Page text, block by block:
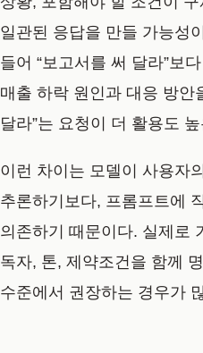
일관된 응답을 만들 가능성
들어 “보고서를 써 달라”보
매출 하락 원인과 대응 방안
달라”는 요청이 더 활용도
이런 차이는 모델이 사용자
추론하기보다, 프롬프트에
의존하기 때문이다. 실제로
독자, 톤, 제약조건을 함께
수준에서 권장하는 경우가